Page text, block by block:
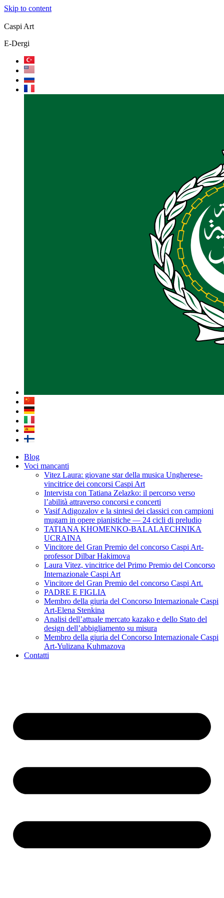
Skip to content
Caspi Art
E-Dergi
Blog
Voci mancanti
Vitez Laura: giovane star della musica Ungherese-
vincitrice dei concorsi Caspi Art
Intervista con Tatiana Zelazko: il percorso verso
l’abilità attraverso concorsi e concerti
Vasif Adigozalov e la sintesi dei classici con campioni
mugam in opere pianistiche — 24 cicli di preludio
TATIANA KHOMENKO-BALALAECHNIKA
UCRAINA
Vincitore del Gran Premio del concorso Caspi Art-
professor Dilbar Hakimova
Laura Vitez, vincitrice del Primo Premio del Concorso
Internazionale Caspi Art
Vincitore del Gran Premio del concorso Caspi Art.
PADRE E FIGLIA
Membro della giuria del Concorso Internazionale Caspi
Art-Elena Stenkina
Analisi dell’attuale mercato kazako e dello Stato del
design dell’abbigliamento su misura
Membro della giuria del Concorso Internazionale Caspi
Art-Yulizana Kuhmazova
Contatti